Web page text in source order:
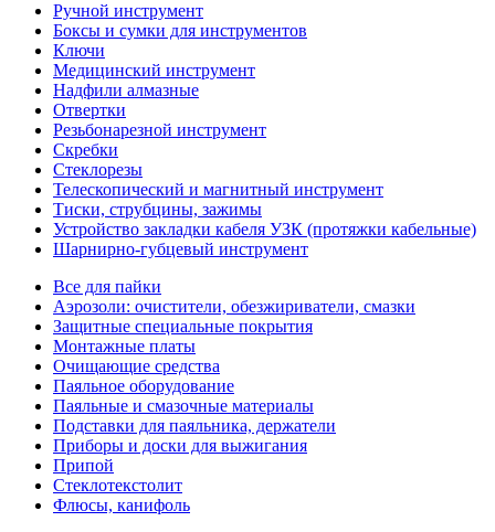
Ручной инструмент
Боксы и сумки для инструментов
Ключи
Медицинский инструмент
Надфили алмазные
Отвертки
Резьбонарезной инструмент
Скребки
Стеклорезы
Телескопический и магнитный инструмент
Тиски, струбцины, зажимы
Устройство закладки кабеля УЗК (протяжки кабельные)
Шарнирно-губцевый инструмент
Все для пайки
Аэрозоли: очистители, обезжириватели, смазки
Защитные специальные покрытия
Монтажные платы
Очищающие средства
Паяльное оборудование
Паяльные и смазочные материалы
Подставки для паяльника, держатели
Приборы и доски для выжигания
Припой
Стеклотекстолит
Флюсы, канифоль